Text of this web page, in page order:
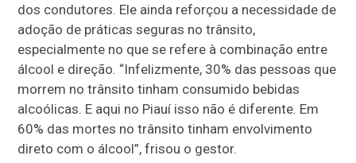
dos condutores. Ele ainda reforçou a necessidade de
adoção de práticas seguras no trânsito,
especialmente no que se refere à combinação entre
álcool e direção. “Infelizmente, 30% das pessoas que
morrem no trânsito tinham consumido bebidas
alcoólicas. E aqui no Piauí isso não é diferente. Em
60% das mortes no trânsito tinham envolvimento
direto com o álcool”, frisou o gestor.